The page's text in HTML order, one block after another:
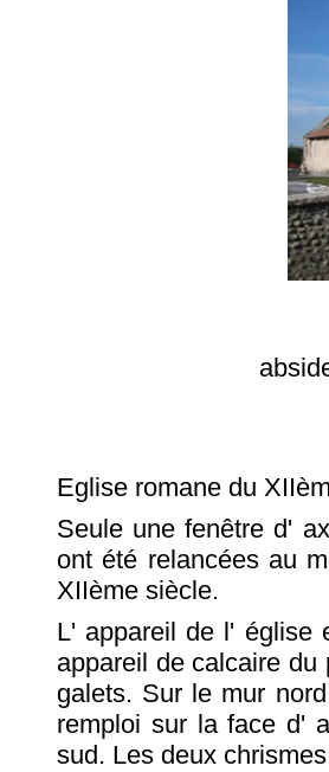
Eglise romane du
Seule une fenêtre d'
ont été relancées au
XIIème siècle.
L' appareil de l' église
appareil de calcaire
galets. Sur le mur
remploi sur la face d'
sud. Les deux